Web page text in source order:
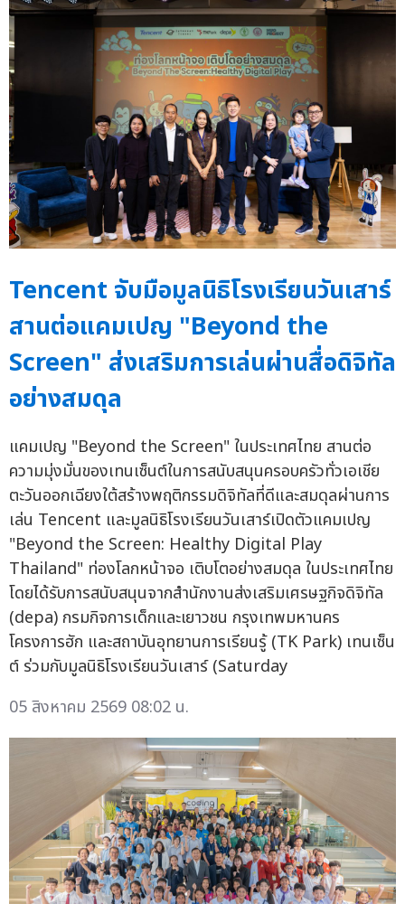
Tencent จับมือมูลนิธิโรงเรียนวันเสาร์
สานต่อแคมเปญ "Beyond the
Screen" ส่งเสริมการเล่นผ่านสื่อดิจิทัล
อย่างสมดุล
แคมเปญ "Beyond the Screen" ในประเทศไทย สานต่อ
ความมุ่งมั่นของเทนเซ็นต์ในการสนับสนุนครอบครัวทั่วเอเชีย
ตะวันออกเฉียงใต้สร้างพฤติกรรมดิจิทัลที่ดีและสมดุลผ่านการ
เล่น Tencent และมูลนิธิโรงเรียนวันเสาร์เปิดตัวแคมเปญ
"Beyond the Screen: Healthy Digital Play
Thailand" ท่องโลกหน้าจอ เติบโตอย่างสมดุล ในประเทศไทย
โดยได้รับการสนับสนุนจากสำนักงานส่งเสริมเศรษฐกิจดิจิทัล
(depa) กรมกิจการเด็กและเยาวชน กรุงเทพมหานคร
โครงการฮัก และสถาบันอุทยานการเรียนรู้ (TK Park) เทนเซ็น
ต์ ร่วมกับมูลนิธิโรงเรียนวันเสาร์ (Saturday
05 สิงหาคม 2569 08:02 น.